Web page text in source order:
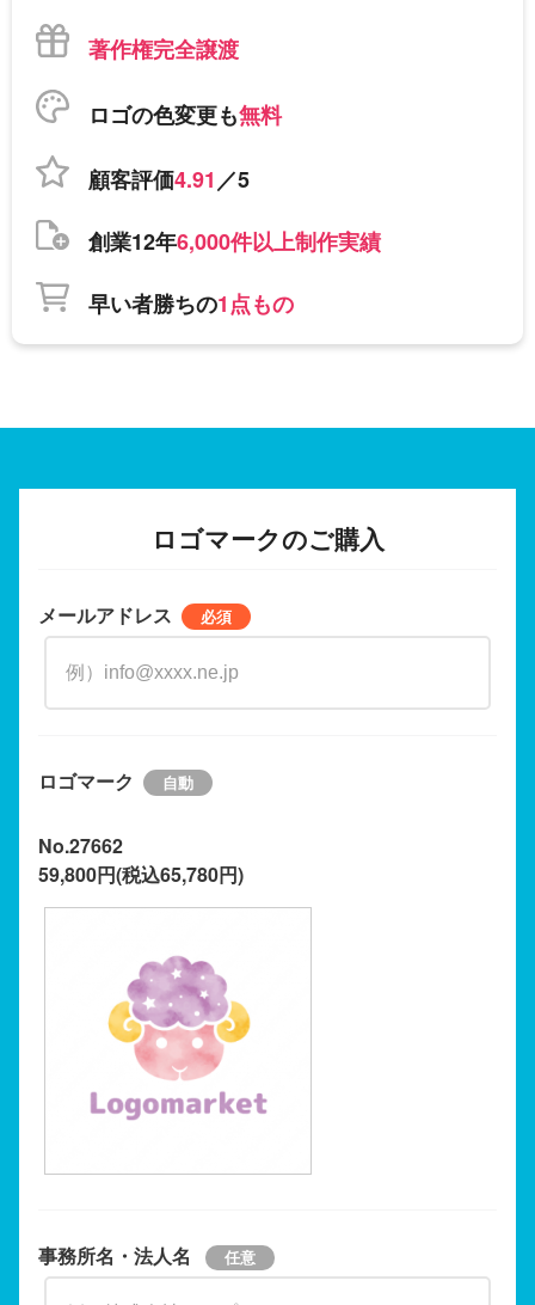
著作権完全譲渡
ロゴの色変更も無料
顧客評価4.91／5
創業12年6,000件以上制作実績
早い者勝ちの1点もの
ロゴマークのご購入
メールアドレス
ロゴマーク
No.27662
59,800円(税込65,780円)
事務所名・法人名